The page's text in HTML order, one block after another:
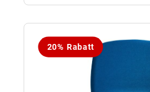
20% Rabatt